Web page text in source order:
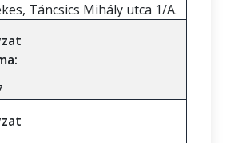
Táncsics Mihály utca 1/A.